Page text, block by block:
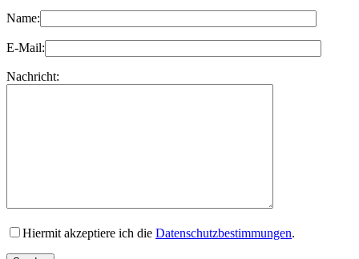
Name:
E-Mail:
Nachricht:
Hiermit akzeptiere ich die Datenschutzbestimmungen.